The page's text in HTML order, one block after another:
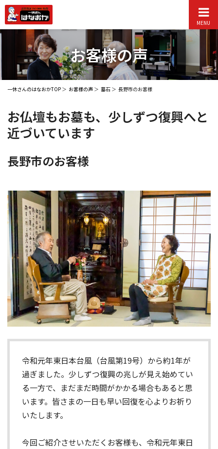
MENU
お客様の声
一休さんのはなおかTOP お客様の声 墓石 長野市のお客様
お仏壇もお墓も、少しずつ復興へと
近づいています
長野市のお客様
令和元年東日本台風（台風第19号）から約1年が
過ぎました。少しずつ復興の兆しが見え始めてい
る一方で、まだまだ時間がかかる場合もあると思
います。皆さまの一日も早い回復を心よりお祈り
いたします。
今回ご紹介させいただくお客様も、令和元年東日